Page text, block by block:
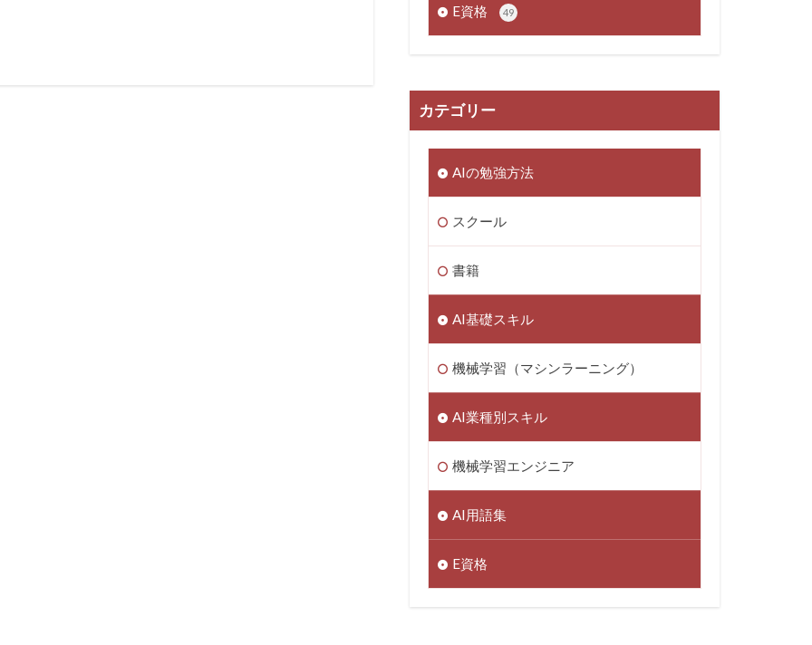
E資格
49
カテゴリー
AIの勉強方法
スクール
書籍
AI基礎スキル
機械学習（マシンラーニング）
AI業種別スキル
機械学習エンジニア
AI用語集
E資格